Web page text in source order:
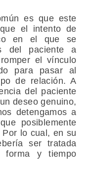
es que este
el intento de
en el que se
del paciente a
el vínculo
para pasar al
de relación. A
del paciente
deseo genuino,
detengamos a
posiblemente
lo cual, en su
ser tratada
y tiempo